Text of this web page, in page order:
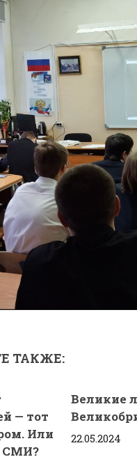
ТАКЖЕ:
— тот
Или
СМИ?
Великие
22.05.2024